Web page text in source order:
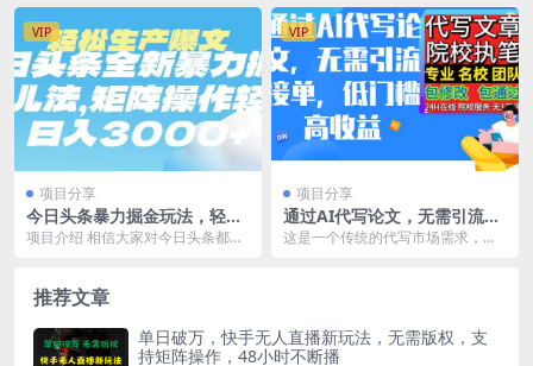
及如何发布 ...
作很方便，别人卖这个...
VIP
项目分享
今日头条暴力掘金玩法，轻松
生产爆文，可矩阵操作，日入
项目介绍 相信大家对今日头条都有
VIP
项目分享
通过AI代写论文，无需引流接
单，低门槛高收益
这是一个传统的代写市场需求，现
推荐文章
单日破万，快手无人直播新玩法，无需版权，支
持矩阵操作，48小时不断播